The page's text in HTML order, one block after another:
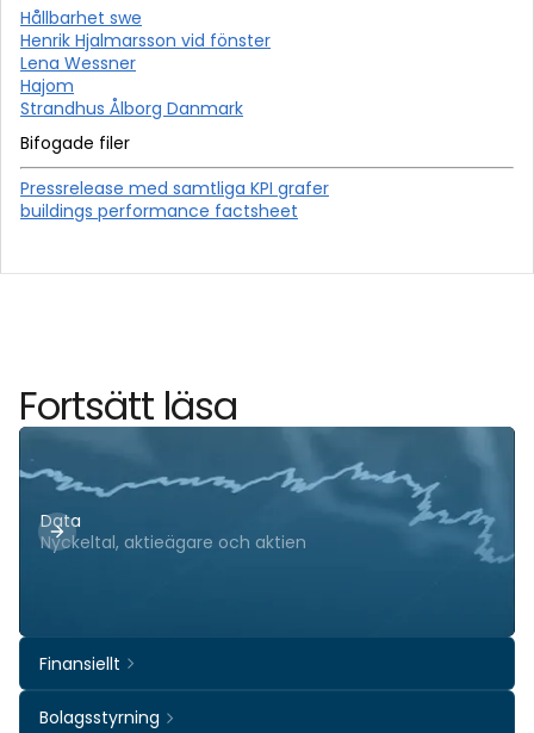
Hållbarhet swe
Henrik Hjalmarsson vid fönster
Lena Wessner
Hajom
Strandhus Ålborg Danmark
Bifogade filer
Pressrelease med samtliga KPI grafer
buildings performance factsheet
Fortsätt läsa
Data
Nyckeltal, aktieägare och aktien
Finansiellt
Bolagsstyrning